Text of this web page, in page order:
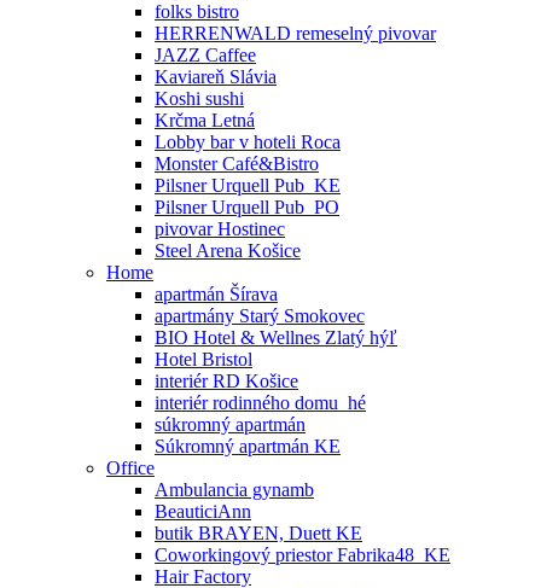
folks bistro
HERRENWALD remeselný pivovar
JAZZ Caffee
Kaviareň Slávia
Koshi sushi
Krčma Letná
Lobby bar v hoteli Roca
Monster Café&Bistro
Pilsner Urquell Pub_KE
Pilsner Urquell Pub_PO
pivovar Hostinec
Steel Arena Košice
Home
apartmán Šírava
apartmány Starý Smokovec
BIO Hotel & Wellnes Zlatý hýľ
Hotel Bristol
interiér RD Košice
interiér rodinného domu_hé
súkromný apartmán
Súkromný apartmán KE
Office
Ambulancia gynamb
BeauticiAnn
butik BRAYEN, Duett KE
Coworkingový priestor Fabrika48_KE
Hair Factory